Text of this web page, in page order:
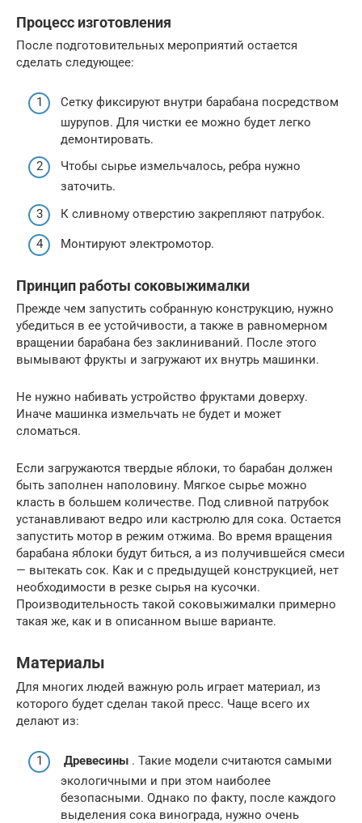
Процесс изготовления
После подготовительных мероприятий остается
сделать следующее:
Сетку фиксируют внутри барабана посредством
шурупов. Для чистки ее можно будет легко
демонтировать.
Чтобы сырье измельчалось, ребра нужно
заточить.
К сливному отверстию закрепляют патрубок.
Монтируют электромотор.
Принцип работы соковыжималки
Прежде чем запустить собранную конструкцию, нужно
убедиться в ее устойчивости, а также в равномерном
вращении барабана без заклиниваний. После этого
вымывают фрукты и загружают их внутрь машинки.
Не нужно набивать устройство фруктами доверху.
Иначе машинка измельчать не будет и может
сломаться.
Если загружаются твердые яблоки, то барабан должен
быть заполнен наполовину. Мягкое сырье можно
класть в большем количестве. Под сливной патрубок
устанавливают ведро или кастрюлю для сока. Остается
запустить мотор в режим отжима. Во время вращения
барабана яблоки будут биться, а из получившейся смеси
— вытекать сок. Как и с предыдущей конструкцией, нет
необходимости в резке сырья на кусочки.
Производительность такой соковыжималки примерно
такая же, как и в описанном выше варианте.
Материалы
Для многих людей важную роль играет материал, из
которого будет сделан такой пресс. Чаще всего их
делают из:
Древесины . Такие модели считаются самыми
экологичными и при этом наиболее
безопасными. Однако по факту, после каждого
выделения сока винограда, нужно очень